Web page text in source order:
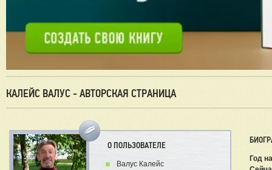
КАЛЕЙС ВАЛУС - АВТОРСКАЯ СТРАНИЦА
О ПОЛЬЗОВАТЕЛЕ
Валус Калейс
Год